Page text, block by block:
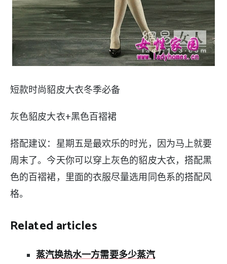
短款时尚貂皮大衣冬季必备
灰色貂皮大衣+黑色百褶裙
搭配建议：星期五是最欢乐的时光，因为马上就要
周末了。今天你可以穿上灰色的貂皮大衣，搭配黑
色的百褶裙，里面的衣服尽量选用同色系的搭配风
格。
Related articles
蒸汽换热水一方需要多少蒸汽